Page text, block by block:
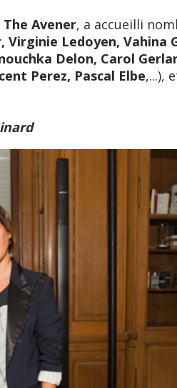
The Avener, a accueilli
Virginie Ledoyen, Vahina
Delon, Carol
Perez, Pascal Elbe,...),